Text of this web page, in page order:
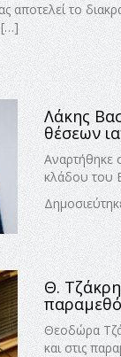
το
[…]
Λάκης
θέσεων
Αναρτήθηκε
κλάδου του
Θ. Τζάκρη
Θεοδώρα
και στις